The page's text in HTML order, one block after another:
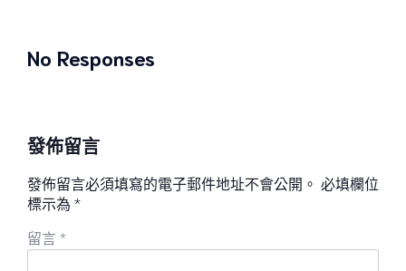
No Responses
發佈留言
發佈留言必須填寫的電子郵件地址不會公開。 必填欄位
標示為 *
留言 *